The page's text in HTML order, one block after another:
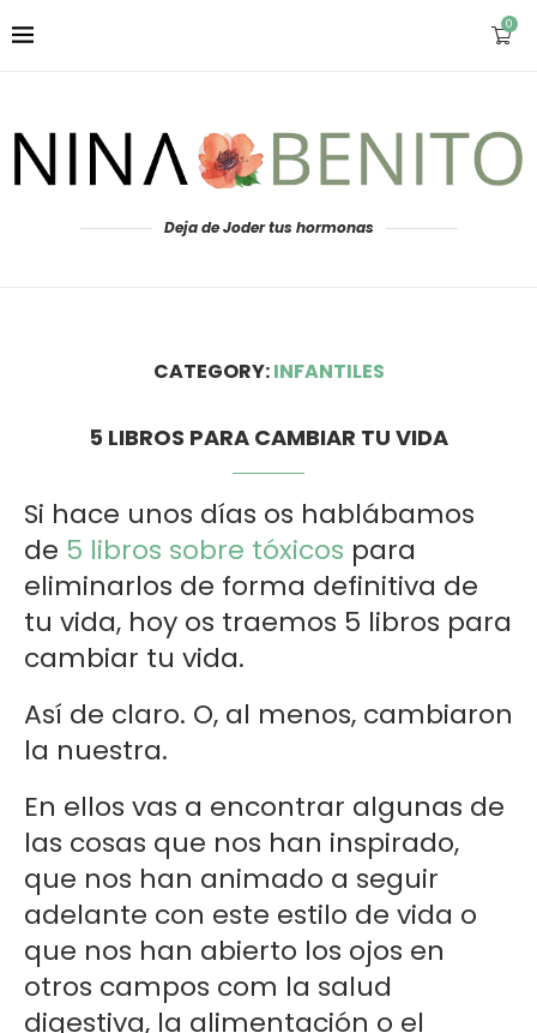
0
Deja de Joder tus hormonas
CATEGORY:INFANTILES
5 LIBROS PARA CAMBIAR TU VIDA
Si hace unos días os hablábamos
de 5 libros sobre tóxicos para
eliminarlos de forma definitiva de
tu vida, hoy os traemos 5 libros para
cambiar tu vida.
Así de claro. O, al menos, cambiaron
la nuestra.
En ellos vas a encontrar algunas de
las cosas que nos han inspirado,
que nos han animado a seguir
adelante con este estilo de vida o
que nos han abierto los ojos en
otros campos com la salud
digestiva, la alimentación o el